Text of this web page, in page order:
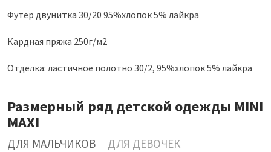
Футер двунитка 30/20 95%хлопок 5% лайкра
Кардная пряжа 250г/м2
Отделка: ластичное полотно 30/2, 95%хлопок 5% лайкра
Размерный ряд детской одежды MINI
MAXI
ДЛЯ МАЛЬЧИКОВ ДЛЯ ДЕВОЧЕК